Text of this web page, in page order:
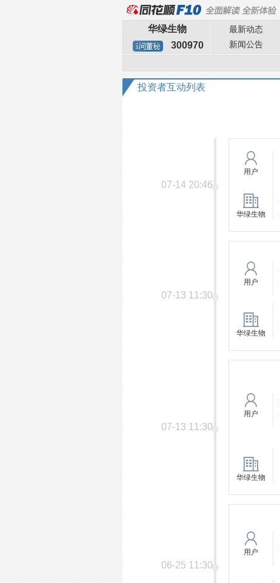
华绿生物
300970
最新动态
新闻公告
投资者互动列表
07-14 20:46
用户
华绿生物
07-13 11:30
用户
华绿生物
07-13 11:30
用户
华绿生物
06-25 11:30
用户